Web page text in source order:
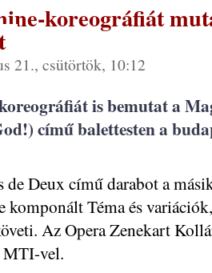
koreográfiát
21., csütörtök, 10:12
is bemutat a
című balettesten a
de Deux című darabot a
komponált Téma és
Az Opera Zenekart
MTI-vel.